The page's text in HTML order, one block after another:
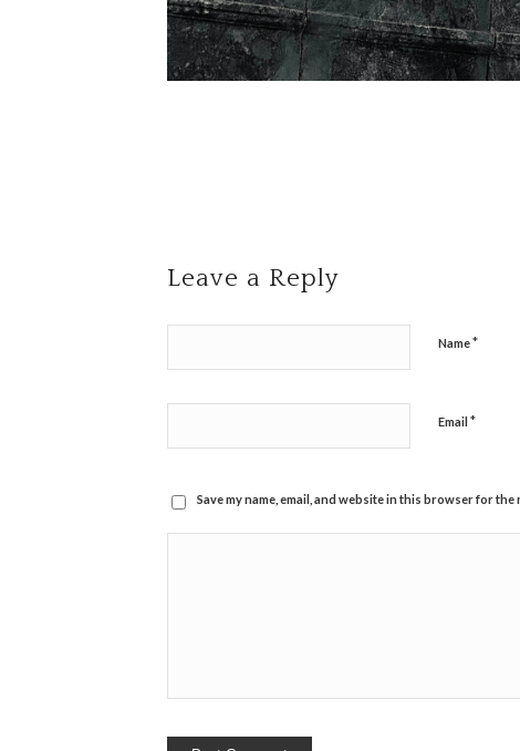
Leave a Reply
Name*
Email *
Save my name, email, and website in this browser for the